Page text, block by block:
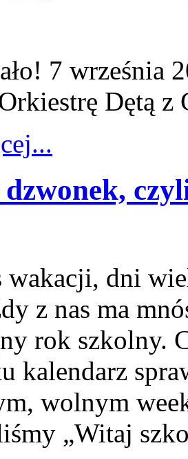
7 września
Dętą z
wakacji, dni
z nas ma
rok szkolny.
kalendarz
wolnym
„Witaj